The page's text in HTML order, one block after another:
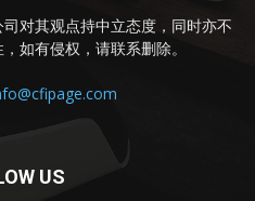
对其观点持中立态度，同时亦不
如有侵权，请联系删除。
US